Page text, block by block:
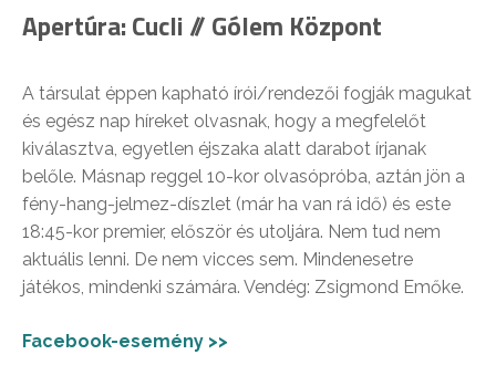
Apertúra: Cucli // Gólem Központ
A társulat éppen kapható írói/rendezői fogják magukat
és egész nap híreket olvasnak, hogy a megfelelőt
kiválasztva, egyetlen éjszaka alatt darabot írjanak
belőle. Másnap reggel 10-kor olvasópróba, aztán jön a
fény-hang-jelmez-díszlet (már ha van rá idő) és este
18:45-kor premier, először és utoljára. Nem tud nem
aktuális lenni. De nem vicces sem. Mindenesetre
játékos, mindenki számára. Vendég: Zsigmond Emőke.
Facebook-esemény >>